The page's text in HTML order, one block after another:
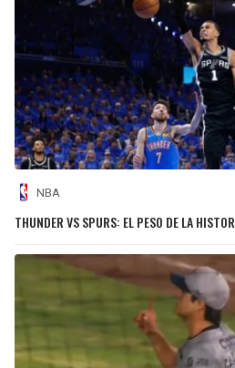
NBA
THUNDER VS SPURS: EL PESO DE LA